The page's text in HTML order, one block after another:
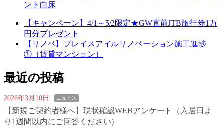
ント 白床
【キャンペーン】4/1～5/2限定★GW直前JTB旅行券1万
円分プレゼント
【リノベ】プレイスアイルリノベーション施工進捗
①（賃貸マンション）
最近の投稿
2026年3月10日 ニュース
【新規ご契約者様へ】現状確認WEBアンケート（入居日よ
り1週間以内にご回答ください）